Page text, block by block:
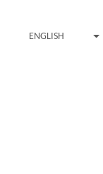
ENGLISH